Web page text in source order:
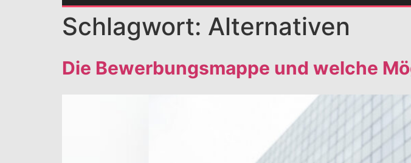
Schlagwort: Alternativen
Die Bewerbungsmappe und welche